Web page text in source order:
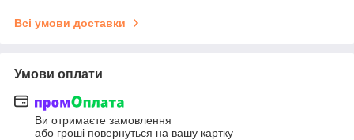
Всі умови доставки
Умови оплати
Ви отримаєте замовлення
або гроші повернуться на вашу картку